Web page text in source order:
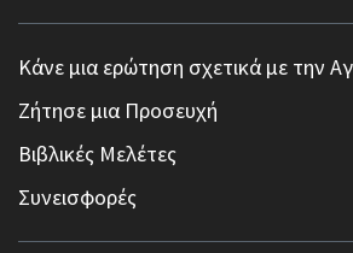
Κάνε μια ερώτηση σχετικά με την
Ζήτησε μια Προσευχή
Βιβλικές Μελέτες
Συνεισφορές